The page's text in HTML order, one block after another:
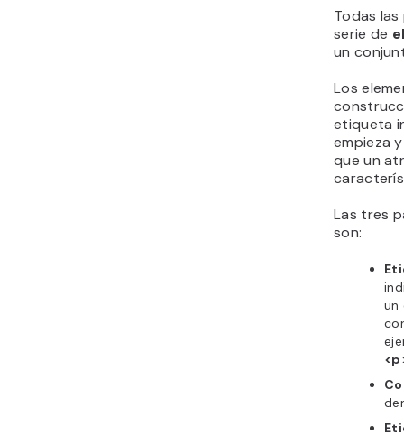
Todas
serie de
un
Los
etiqueta
empieza
que un
Las tres
son:
un